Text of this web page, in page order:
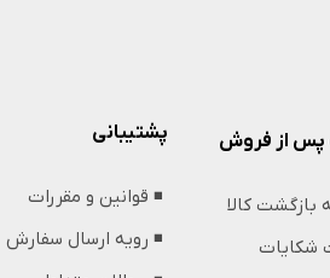
پشتیبانی
◾️ قوانین و مقررات
◾️ رویه ارسال سفارش
پس از فروش
بازگشت کالا
شکایات